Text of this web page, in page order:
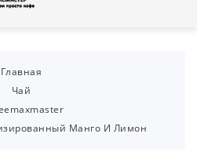
Главная
Чай
Манго И Лимон